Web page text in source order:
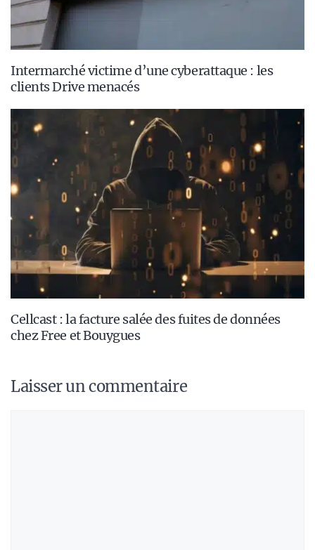
Intermarché victime d’une cyberattaque : les
clients Drive menacés
Cellcast : la facture salée des fuites de données
chez Free et Bouygues
Laisser un commentaire